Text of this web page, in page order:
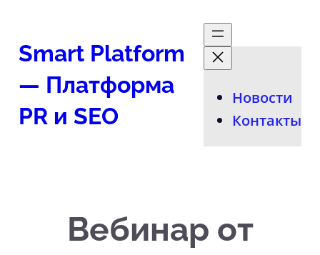
содержимому
Smart Platform
— Платформа
PR и SEO
Новости
Контакты
Вебинар от